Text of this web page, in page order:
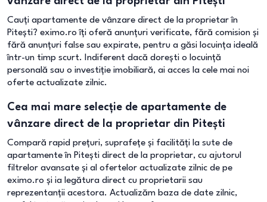
Cauți apartamente de vânzare direct de la proprietar în
Pitești? eximo.ro îți oferă anunțuri verificate, fără comision și
fără anunțuri false sau expirate, pentru a găsi locuința ideală
într-un timp scurt. Indiferent dacă dorești o locuință
personală sau o investiție imobiliară, ai acces la cele mai noi
oferte actualizate zilnic.
Cea mai mare selecție de apartamente de
vânzare direct de la proprietar din Pitești
Compară rapid prețuri, suprafețe și facilități la sute de
apartamente în Pitești direct de la proprietar, cu ajutorul
filtrelor avansate și al ofertelor actualizate zilnic de pe
eximo.ro și ia legătura direct cu proprietarii sau
reprezentanții acestora. Actualizăm baza de date zilnic,